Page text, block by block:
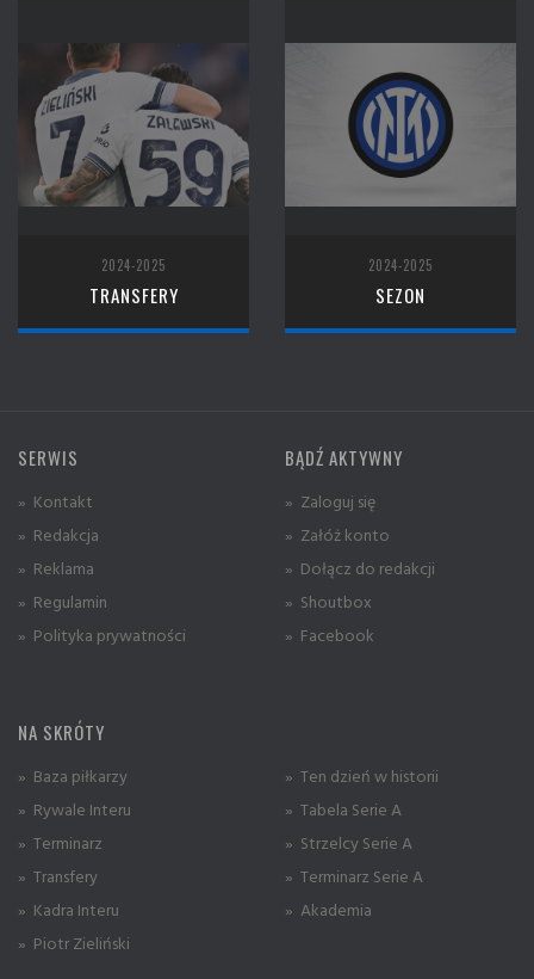
2024-2025
TRANSFERY
2024-2025
SEZON
SERWIS
» Kontakt
» Redakcja
» Reklama
» Regulamin
» Polityka prywatności
BĄDŹ AKTYWNY
» Zaloguj się
» Załóż konto
» Dołącz do redakcji
» Shoutbox
» Facebook
NA SKRÓTY
» Baza piłkarzy
» Rywale Interu
» Terminarz
» Transfery
» Kadra Interu
» Piotr Zieliński
» Ten dzień w historii
» Tabela Serie A
» Strzelcy Serie A
» Terminarz Serie A
» Akademia